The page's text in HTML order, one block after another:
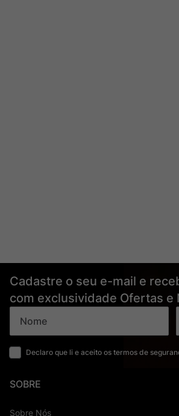
Cadastre o seu e-mail e
com exclusividade Ofertas e
Declaro que li e aceito os termos de
SOBRE
Sobre Nós